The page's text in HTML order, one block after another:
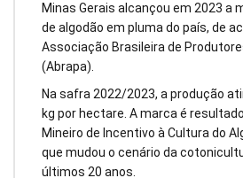
Minas Gerais alcançou em 2023 a
de algodão em pluma do país, de
Associação Brasileira de
(Abrapa).
Na safra 2022/2023, a produção
kg por hectare. A marca é
Mineiro de Incentivo à Cultura do
que mudou o cenário da
últimos 20 anos.